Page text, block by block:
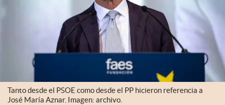
Tanto desde el PSOE como desde el PP hicieron referencia a
José María Aznar. Imagen: archivo.